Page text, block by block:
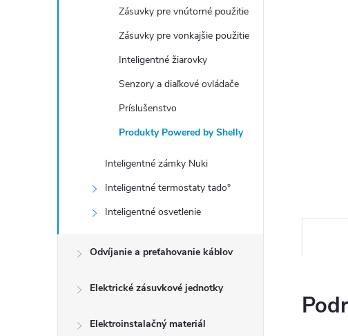
Zásuvky pre vnútorné použitie
Zásuvky pre vonkajšie použitie
Inteligentné žiarovky
Senzory a diaľkové ovládače
Príslušenstvo
Produkty Powered by Shelly
Inteligentné zámky Nuki
Inteligentné termostaty tado°
Inteligentné osvetlenie
Odvíjanie a preťahovanie káblov
Elektrické zásuvkové jednotky
Elektroinstalačný materiál